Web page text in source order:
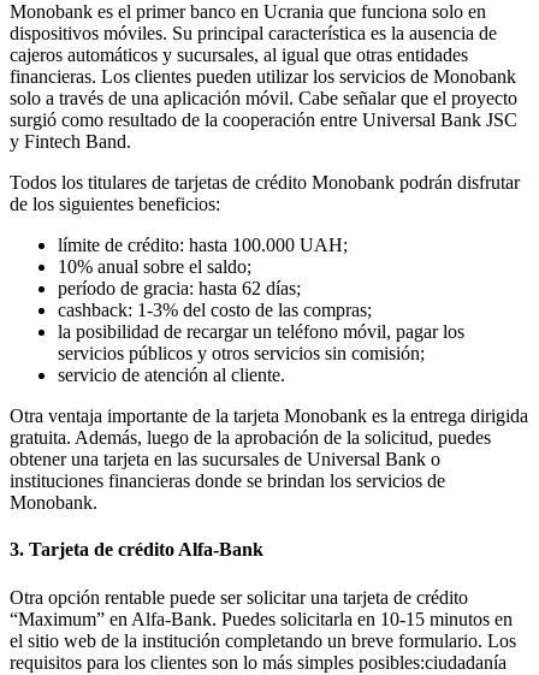
Monobank es el primer banco en Ucrania que funciona solo en
dispositivos móviles. Su principal característica es la ausencia de
cajeros automáticos y sucursales, al igual que otras entidades
financieras. Los clientes pueden utilizar los servicios de Monobank
solo a través de una aplicación móvil. Cabe señalar que el proyecto
surgió como resultado de la cooperación entre Universal Bank JSC
y Fintech Band.
Todos los titulares de tarjetas de crédito Monobank podrán disfrutar
de los siguientes beneficios:
límite de crédito: hasta 100.000 UAH;
10% anual sobre el saldo;
período de gracia: hasta 62 días;
cashback: 1-3% del costo de las compras;
la posibilidad de recargar un teléfono móvil, pagar los
servicios públicos y otros servicios sin comisión;
servicio de atención al cliente.
Otra ventaja importante de la tarjeta Monobank es la entrega dirigida
gratuita. Además, luego de la aprobación de la solicitud, puedes
obtener una tarjeta en las sucursales de Universal Bank o
instituciones financieras donde se brindan los servicios de
Monobank.
3. Tarjeta de crédito Alfa-Bank
Otra opción rentable puede ser solicitar una tarjeta de crédito
“Maximum” en Alfa-Bank. Puedes solicitarla en 10-15 minutos en
el sitio web de la institución completando un breve formulario. Los
requisitos para los clientes son lo más simples posibles:ciudadanía